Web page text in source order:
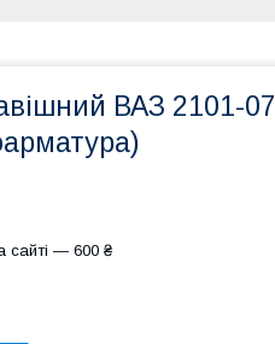
ВАЗ 2101-07
сайті — 600 ₴